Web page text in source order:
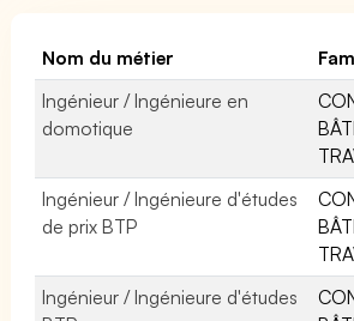
Nom du métier
Ingénieur / Ingénieure en
domotique
Ingénieur / Ingénieure d'études
de prix BTP
Ingénieur / Ingénieure d'études